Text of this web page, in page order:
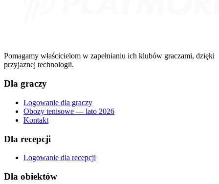
Pomagamy właścicielom w zapełnianiu ich klubów graczami, dzięki
przyjaznej technologii.
Dla graczy
Logowanie dla graczy
Obozy tenisowe — lato 2026
Kontakt
Dla recepcji
Logowanie dla recepcji
Dla obiektów